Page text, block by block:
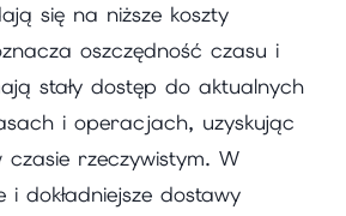
się na niższe koszty
oszczędność czasu i
stały dostęp do aktualnych
i operacjach, uzyskując
czasie rzeczywistym. W
i dokładniejsze dostawy